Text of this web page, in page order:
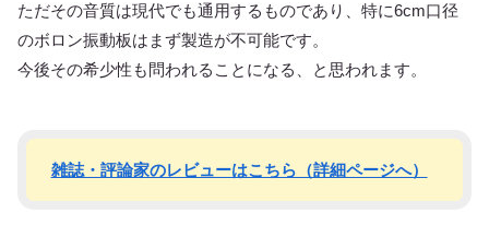
ただその音質は現代でも通用するものであり、特に6cm口径
のボロン振動板はまず製造が不可能です。
今後その希少性も問われることになる、と思われます。
雑誌・評論家のレビューはこちら（詳細ページへ）